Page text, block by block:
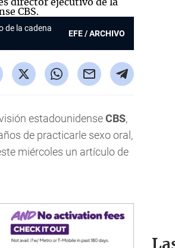
de la cadena
EFE / ARCHIVO
estadounidenseCBS,
de practicarle sexo oral,
miércoles un artículo de